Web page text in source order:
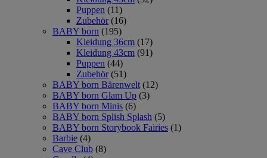
Puppen (11)
Zubehör (16)
BABY born (195)
Kleidung 36cm (17)
Kleidung 43cm (91)
Puppen (44)
Zubehör (51)
BABY born Bärenwelt (12)
BABY born Glam Up (3)
BABY born Minis (6)
BABY born Splish Splash (5)
BABY born Storybook Fairies (1)
Barbie (4)
Cave Club (8)